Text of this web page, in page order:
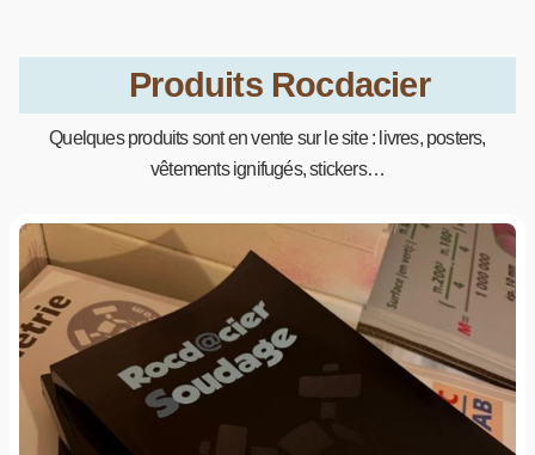
Produits Rocdacier
Quelques produits sont en vente sur le site : livres, posters,
vêtements ignifugés, stickers…